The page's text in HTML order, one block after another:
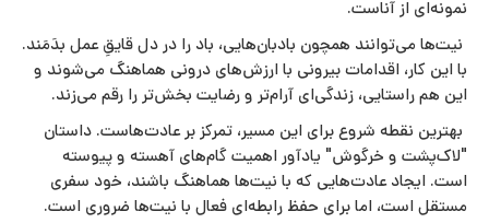
نمونه‌ای از آناست.
نیت‌ها می‌توانند همچون بادبان‌هایی، باد را در دل قایقِ عمل بدَمَند.
با این کار، اقدامات بیرونی با ارزش‌های درونی هماهنگ می‌شوند و
این هم‌ راستایی، زندگی‌ای آرام‌تر و رضایت‌ بخش‌تر را رقم می‌زند.
بهترین نقطه شروع برای این مسیر، تمرکز بر عادت‌هاست. داستان
"لاک‌پشت و خرگوش" یادآور اهمیت گام‌های آهسته و پیوسته
است. ایجاد عادت‌هایی که با نیت‌ها هماهنگ باشند، خود سفری
مستقل است، اما برای حفظ رابطه‌ای فعال با نیت‌ها ضروری است.